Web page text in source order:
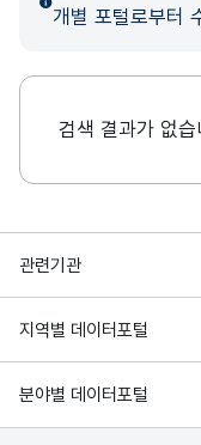
개별 포털로부터
검색 결과가 없습
관련기관
행정안전부
한국지능정보사회진흥
국가정보자원관리원
지역별 데이터포털
서울 열린데이터광장
경기데이터드림
분야별 데이터포털
기상자료개방포털
국토교통부 공간정보오